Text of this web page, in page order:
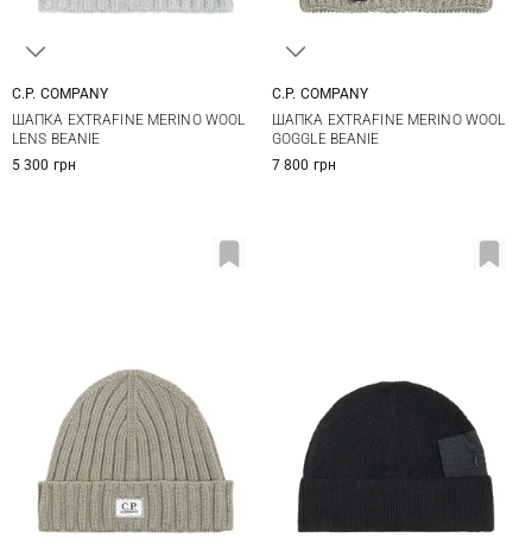
C.P. COMPANY
ШАПКА EXTRAFINE MERINO WOOL
LENS BEANIE
5 300 грн
C.P. COMPANY
ШАПКА EXTRAFINE MERINO WOOL
GOGGLE BEANIE
7 800 грн